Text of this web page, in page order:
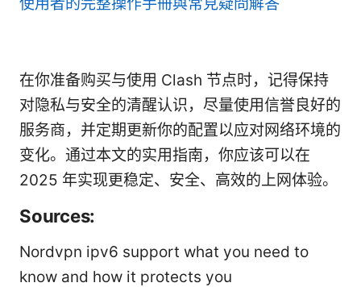
在你准备购买与使用 Clash 节点时，记得保持
对隐私与安全的清醒认识，尽量使用信誉良好的
服务商，并定期更新你的配置以应对网络环境的
变化。通过本文的实用指南，你应该可以在
2025 年实现更稳定、安全、高效的上网体验。
Sources:
Nordvpn ipv6 support what you need to
know and how it protects you